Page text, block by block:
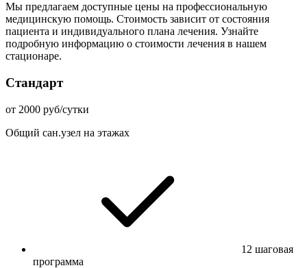
Мы предлагаем доступные цены на профессиональную
медицинскую помощь. Стоимость зависит от состояния
пациента и индивидуального плана лечения. Узнайте
подробную информацию о стоимости лечения в нашем
стационаре.
Стандарт
от 2000 руб/сутки
Общий сан.узел на этажах
12 шаговая
программа